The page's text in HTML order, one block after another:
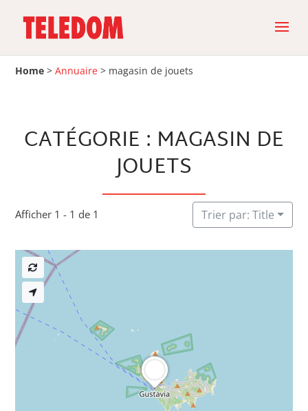
Home >Annuaire > magasin de jouets
CATÉGORIE : MAGASIN DE
JOUETS
Afficher 1 - 1 de 1 Trier par: Title